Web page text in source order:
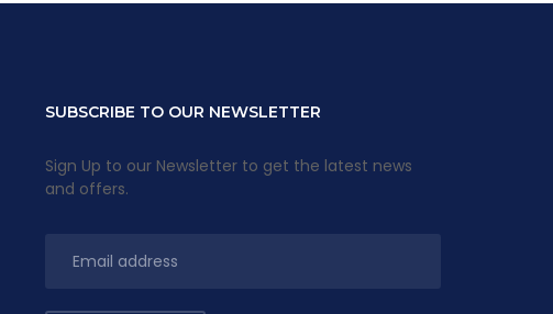
SUBSCRIBE TO OUR NEWSLETTER
Sign Up to our Newsletter to get the latest news
and offers.